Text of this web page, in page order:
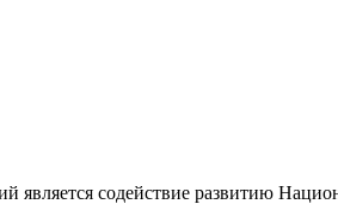
является содействие развитию